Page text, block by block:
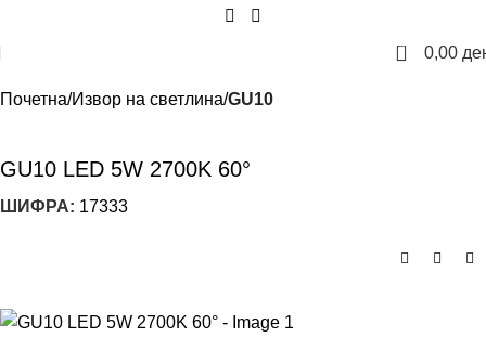
0 0,00
Почетна Извор на светлина GU10
GU10 LED 5W 2700K 60°
ШИФРА: 17333